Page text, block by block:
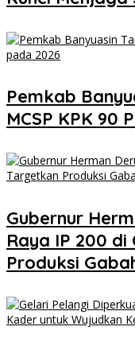
Pemkab
MCSP KPK 90
Gubernur
Raya IP 200
Produksi